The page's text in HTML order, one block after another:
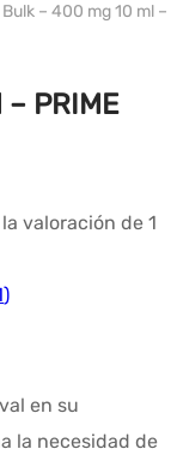
– 400 mg 10 ml –
PRIME
valoración de 1
)
en su
la necesidad de